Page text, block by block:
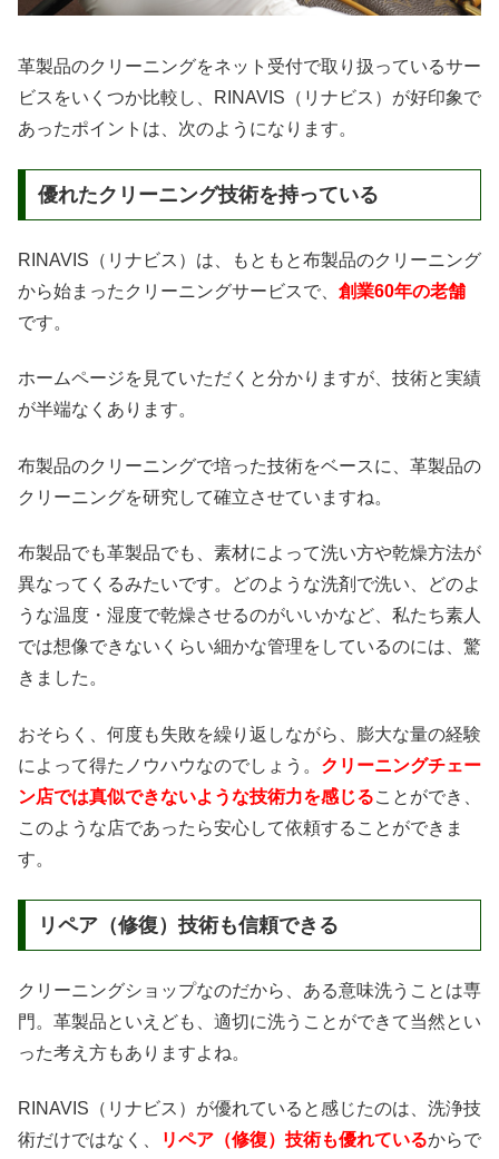
革製品のクリーニングをネット受付で取り扱っているサー
ビスをいくつか比較し、RINAVIS（リナビス）が好印象で
あったポイントは、次のようになります。
優れたクリーニング技術を持っている
RINAVIS（リナビス）は、もともと布製品のクリーニング
から始まったクリーニングサービスで、 創業60年の老舗
です。
ホームページを見ていただくと分かりますが、技術と実績
が半端なくあります。
布製品のクリーニングで培った技術をベースに、革製品の
クリーニングを研究して確立させていますね。
布製品でも革製品でも、素材によって洗い方や乾燥方法が
異なってくるみたいです。どのような洗剤で洗い、どのよ
うな温度・湿度で乾燥させるのがいいかなど、私たち素人
では想像できないくらい細かな管理をしているのには、驚
きました。
おそらく、何度も失敗を繰り返しながら、膨大な量の経験
によって得たノウハウなのでしょう。 クリーニングチェー
ン店では真似できないような技術力を感じることができ、
このような店であったら安心して依頼することができま
す。
リペア（修復）技術も信頼できる
クリーニングショップなのだから、ある意味洗うことは専
門。革製品といえども、適切に洗うことができて当然とい
った考え方もありますよね。
RINAVIS（リナビス）が優れていると感じたのは、洗浄技
術だけではなく、
リペア（修復）技術も優れているからで